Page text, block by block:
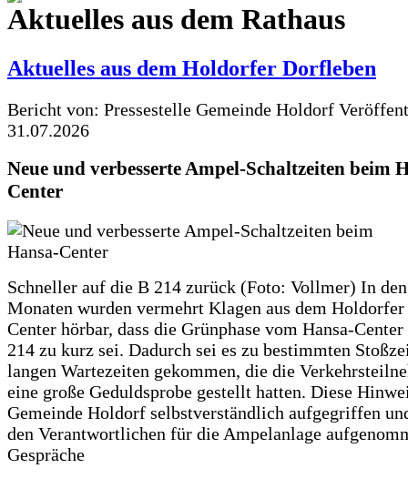
Aktuelles aus dem Rathaus
Aktuelles aus dem Holdorfer Dorfleben
Bericht von: Pressestelle Gemeinde Holdorf
31.07.2026
Neue und verbesserte Ampel-Schaltzeiten beim
Center
Schneller auf die B 214 zurück (Foto: Vollmer) In
Monaten wurden vermehrt Klagen aus dem Holdorfer
Center hörbar, dass die Grünphase vom Hansa-
214 zu kurz sei. Dadurch sei es zu bestimmten
langen Wartezeiten gekommen, die die
eine große Geduldsprobe gestellt hatten. Diese
Gemeinde Holdorf selbstverständlich aufgegriffen
den Verantwortlichen für die Ampelanlage
Gespräche